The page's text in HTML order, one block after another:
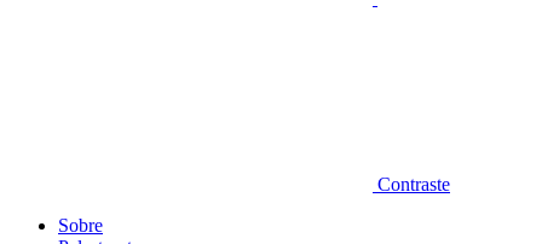
Contraste
Sobre